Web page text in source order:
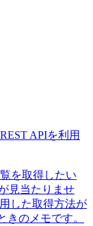
REST APIを利用
覧を取得したい
見当たりませ
した取得方法が
きのメモです。